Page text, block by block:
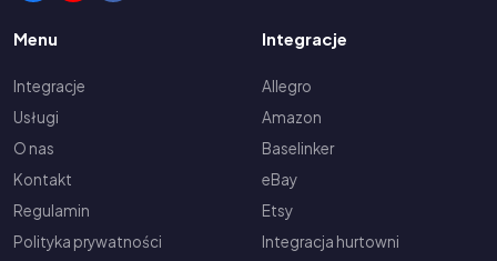
Menu
Integracje
Usługi
O nas
Kontakt
Regulamin
Polityka prywatności
Integracje
Allegro
Amazon
Baselinker
eBay
Etsy
Integracja hurtowni